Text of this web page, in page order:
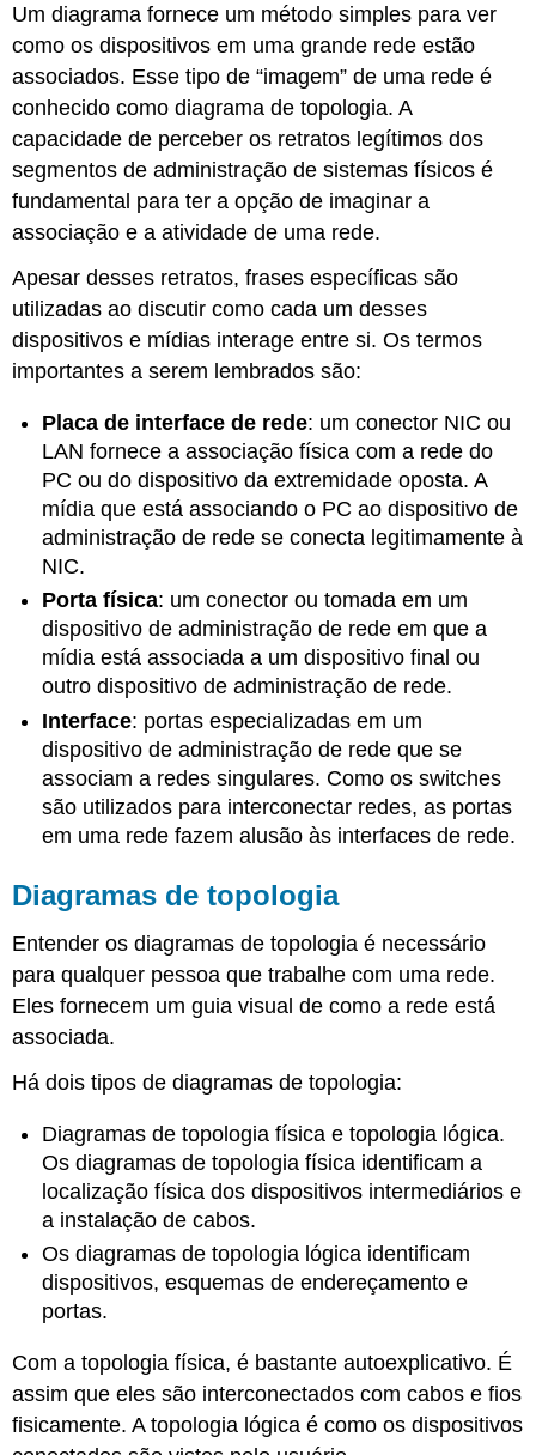
Um diagrama fornece um método simples para ver
como os dispositivos em uma grande rede estão
associados. Esse tipo de “imagem” de uma rede é
conhecido como diagrama de topologia. A
capacidade de perceber os retratos legítimos dos
segmentos de administração de sistemas físicos é
fundamental para ter a opção de imaginar a
associação e a atividade de uma rede.
Apesar desses retratos, frases específicas são
utilizadas ao discutir como cada um desses
dispositivos e mídias interage entre si. Os termos
importantes a serem lembrados são:
Placa de interface de rede: um conector NIC ou
LAN fornece a associação física com a rede do
PC ou do dispositivo da extremidade oposta. A
mídia que está associando o PC ao dispositivo de
administração de rede se conecta legitimamente à
NIC.
Porta física: um conector ou tomada em um
dispositivo de administração de rede em que a
mídia está associada a um dispositivo final ou
outro dispositivo de administração de rede.
Interface: portas especializadas em um
dispositivo de administração de rede que se
associam a redes singulares. Como os switches
são utilizados para interconectar redes, as portas
em uma rede fazem alusão às interfaces de rede.
Diagramas de topologia
Entender os diagramas de topologia é necessário
para qualquer pessoa que trabalhe com uma rede.
Eles fornecem um guia visual de como a rede está
associada.
Há dois tipos de diagramas de topologia:
Diagramas de topologia física e topologia lógica.
Os diagramas de topologia física identificam a
localização física dos dispositivos intermediários e
a instalação de cabos.
Os diagramas de topologia lógica identificam
dispositivos, esquemas de endereçamento e
portas.
Com a topologia física, é bastante autoexplicativo. É
assim que eles são interconectados com cabos e fios
fisicamente. A topologia lógica é como os dispositivos